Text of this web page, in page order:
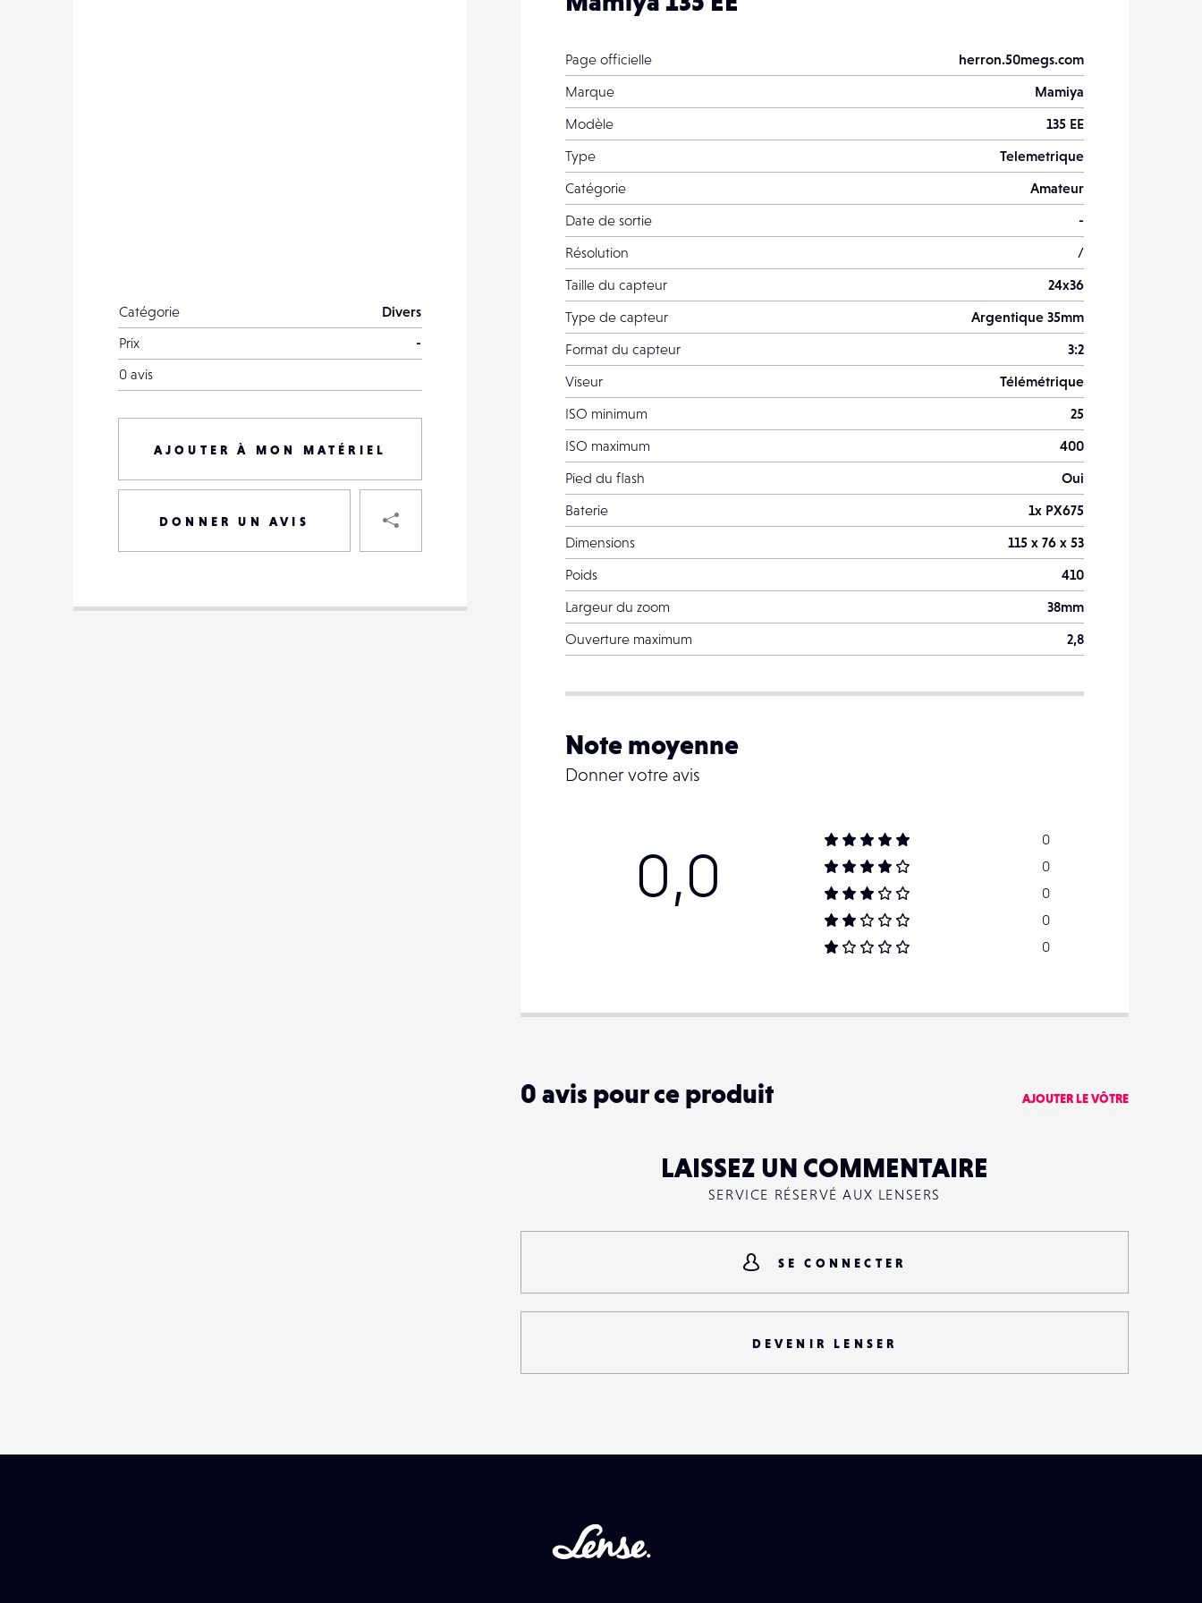
Catégorie
Divers
Prix
-
0 avis
AJOUTER À MON MATÉRIEL
DONNER UN AVIS
VOTRE
Page officielle
herron.50megs.com
Marque
Mamiya
Modèle
135 EE
Type
Telemetrique
Catégorie
Amateur
Date de sortie
-
Résolution
/
Taille du capteur
24x36
Type de capteur
Argentique 35mm
Format du capteur
3:2
Viseur
Télémétrique
ISO minimum
25
ISO maximum
400
Pied du flash
Oui
Baterie
1x PX675
Dimensions
115 x 76 x 53
Poids
410
Largeur du zoom
38mm
Ouverture maximum
2,8
Note moyenne
Donner votre avis
0,0
0
0
0
0
0
0 avis pour ce produit AJOUTER LE VÔTRE
LAISSEZ UN COMMENTAIRE
SERVICE RÉSERVÉ AUX LENSERS
SE CONNECTER
DEVENIR LENSER